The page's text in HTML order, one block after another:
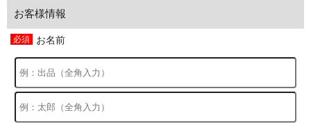
お客様情報
お名前